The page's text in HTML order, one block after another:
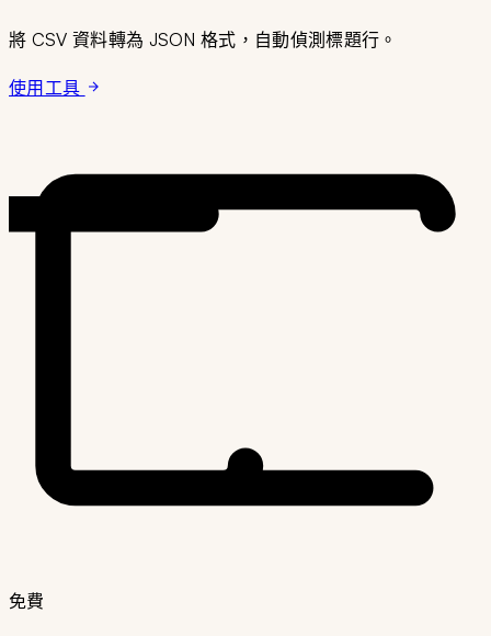
將 CSV 資料轉為 JSON 格式，自動偵測標題行。
使用工具
免費